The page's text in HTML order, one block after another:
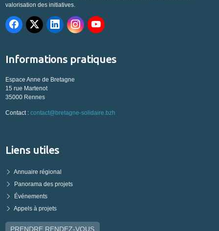
valorisation des initiatives.
Informations pratiques
Espace Anne de Bretagne
15 rue Martenot
35000 Rennes
Contact : contact@bretagne-solidaire.bzh
Liens utiles
Annuaire régional
Panorama des projets
Événements
Appels à projets
PRENDRE RENDEZ-VOUS